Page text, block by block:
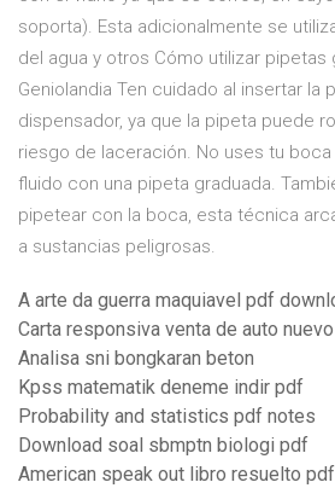
soporta). Esta adicionalmente se
del agua y otros Cómo utilizar pipetas
Geniolandia Ten cuidado al insertar la
dispensador, ya que la pipeta puede
riesgo de laceración. No uses tu
fluido con una pipeta graduada.
pipetear con la boca, esta técnica
a sustancias peligrosas.
A arte da guerra maquiavel pdf
Carta responsiva venta de auto
Analisa sni bongkaran beton
Kpss matematik deneme indir pdf
Probability and statistics pdf notes
Download soal sbmptn biologi pdf
American speak out libro resuelto pdf